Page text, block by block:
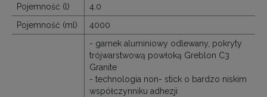
Pojemność (l)
4.0
Pojemność (ml)
4000
- garnek aluminiowy odlewany, pokryty
trójwarstwową powłoką Greblon C3
Granite
- technologia non- stick o bardzo niskim
współczynniku adhezji